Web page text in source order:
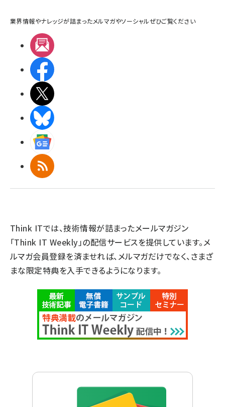
業界情報やナレッジが詰まったメルマガやソーシャルぜひご覧ください
RSS
Think ITでは、技術情報が詰まったメールマガジン
「Think IT Weekly」の配信サービスを提供しています。メ
ルマガ会員登録を済ませれば、メルマガだけでなく、さまざ
まな限定特典を入手できるようになります。